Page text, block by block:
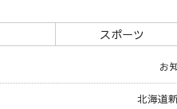
スポーツ
お
北海道